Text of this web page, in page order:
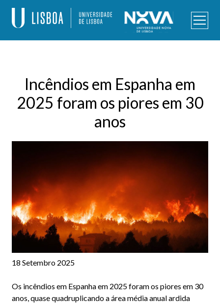
content
Programa de Doutoramento – Alterações Climáticas e
Incêndios em Espanha em
2025 foram os piores em 30
anos
18 Setembro 2025
Os incêndios em Espanha em 2025 foram os piores em 30
anos, quase quadruplicando a área média anual ardida